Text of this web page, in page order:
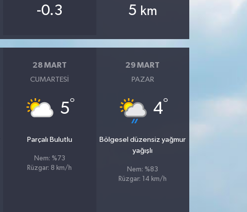
-0.3 5 km
28 MART
CUMARTESI
5°
Parçalı Bulutlu
Nem: %73
Rüzgar: 8 km/h
29 MART
PAZAR
4°
Bölgesel düzensiz yağmur
yağışlı
Nem: %83
Rüzgar: 14 km/h